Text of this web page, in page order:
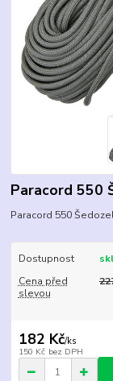
Paracord 550
Paracord 550
Dostupnost
Cena před
slevou
182 Kč/ks
150 Kč bez DPH